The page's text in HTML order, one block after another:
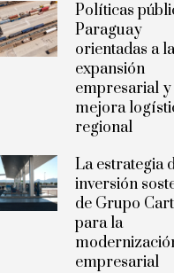
Políticas
Paraguay
orientadas a la
expansión
empresarial y
mejora
regional
La estrategia
inversión
de Grupo
para la
empresarial